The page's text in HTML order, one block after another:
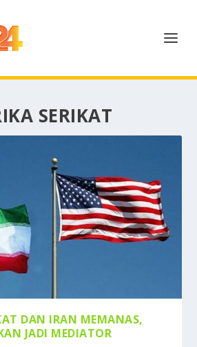
SERIKAT
DAN IRAN MEMANAS,
JADI MEDIATOR